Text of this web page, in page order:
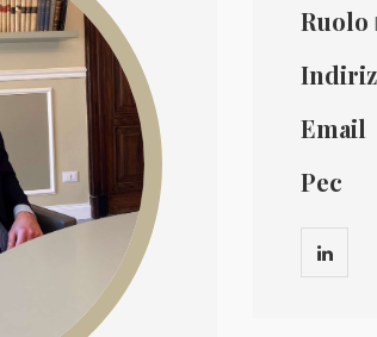
Ruolo
Email
Pec